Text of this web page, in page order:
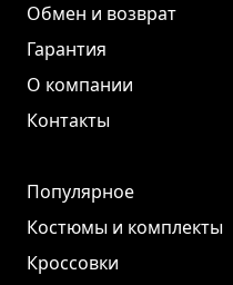
Обмен и возврат
Гарантия
О компании
Контакты
Популярное
Костюмы и комплекты
Кроссовки